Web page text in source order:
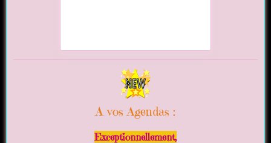
A vos Agendas :
Exceptionnellement,